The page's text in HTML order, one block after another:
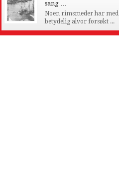
sang …
Noen rimsmeder har med
betydelig alvor forsøkt ...